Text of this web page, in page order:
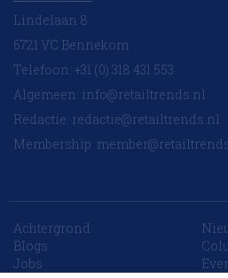
Lindelaan 8
6721 VC Bennekom
Telefoon: +31 (0) 318 431 553
Algemeen: info@retailtrends.nl
Redactie: redactie@retailtrends.nl
Membership:
Achtergrond
Blogs
Jobs
10 collega’s